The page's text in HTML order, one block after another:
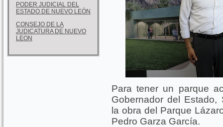
PODER JUDICIAL DEL
ESTADO DE NUEVO LEÓN
CONSEJO DE LA
JUDICATURA DE NUEVO
LEON
Para tener un parque
Gobernador del Estado,
la obra del Parque
Pedro Garza García.